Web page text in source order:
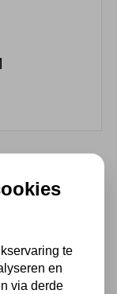
21:00 !
dag
te
en
via derde